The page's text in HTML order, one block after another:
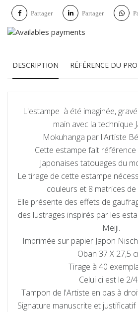
Partager Partager
DESCRIPTION RÉFÉRENCE DU
L'estampe à été imaginée,
main avec la technique
Mokuhanga par l'Artiste
Cette estampe fait
Japonaises tatouages du
Le tirage de cette estampe
couleurs et 8 matrices de
Elle présente des effets de
des lustrages inspirés par les
Meiji.
Imprimée sur papier Japon
Oban 37 X 27,5
Tirage à 40
Celui ci est le 2/
Tampon de l'Artiste en bas à
Signature manuscrite et